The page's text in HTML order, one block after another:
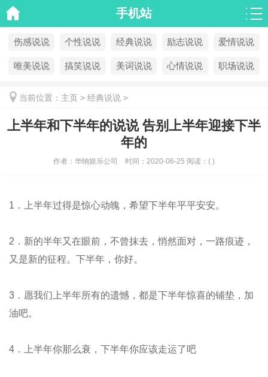
手机站
伤感说说 个性说说 经典说说 励志说说 爱情说说
唯美说说 搞笑说说 美词说说 心情说说 职场说说
当前位置： 主页 > 经典说说 >
上半年和下半年的说说 告别上半年迎接下半
年的
作者： 华纳娱乐公司 时间： 2020-06-25 阅读： ( )
1．上半年过得是惊心动魄，希望下半年平平安安。
2．新的半年又在眼前，不曾抹去，悄然面对，一路痕迹，
又是新的征程。下半年，你好。
3．愿我们上半年所有的遗憾，都是下半年惊喜的铺垫，加
油吧。
4．上半年你那么衰，下半年你应该走运了吧